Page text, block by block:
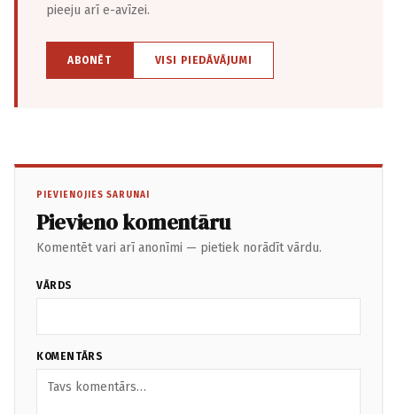
pieeju arī e-avīzei.
ABONĒT VISI PIEDĀVĀJUMI
PIEVIENOJIES SARUNAI
Pievieno komentāru
Komentēt vari arī anonīmi — pietiek norādīt vārdu.
VĀRDS
KOMENTĀRS